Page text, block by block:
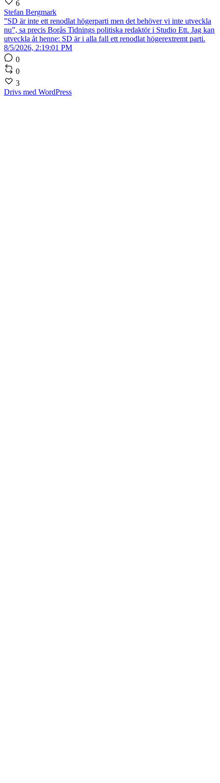
6
Stefan Bergmark
”SD är inte ett renodlat högerparti men det behöver vi inte utveckla
nu”, sa precis Borås Tidnings politiska redaktör i Studio Ett. Jag kan
utveckla åt henne: SD är i alla fall ett renodlat högerextremt parti.
8/5/2026, 2:19:01 PM
0
0
3
Drivs med WordPress